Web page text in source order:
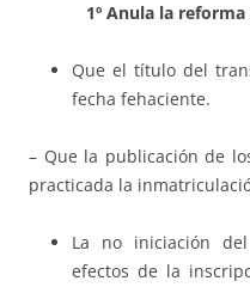
1º Anula la reforma
Que el título del
fecha fehaciente.
– Que la publicación de
practicada la
La no iniciación
efectos de la